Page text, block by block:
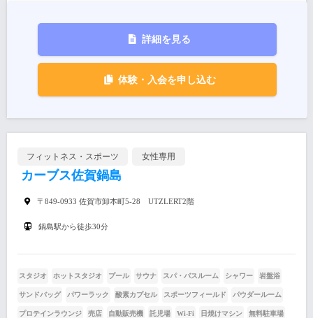
詳細を見る
体験・入会を申し込む
フィットネス・スポーツ 女性専用
カーブス佐賀鍋島
〒849-0933 佐賀市卸本町5-28 UTZLERT2階
鍋島駅から徒歩30分
スタジオ ホットスタジオ プール サウナ スパ・バスルーム シャワー 岩盤浴
サンドバッグ パワーラック 酸素カプセル スポーツフィールド パウダールーム
プロテインラウンジ 売店 自動販売機 託児場 Wi-Fi 日焼けマシン 無料駐車場